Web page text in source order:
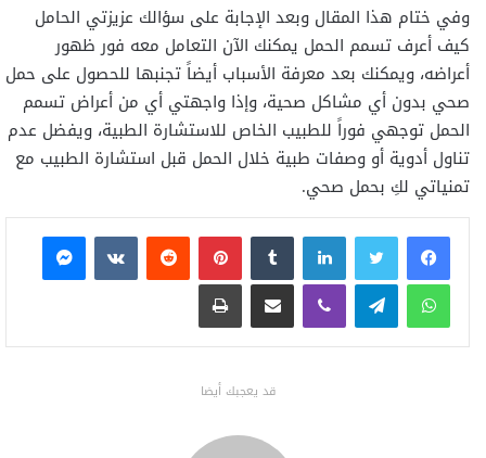
وفي ختام هذا المقال وبعد الإجابة على سؤالك عزيزتي الحامل
كيف أعرف تسمم الحمل يمكنك الآن التعامل معه فور ظهور
أعراضه، ويمكنك بعد معرفة الأسباب أيضاً تجنبها للحصول على حمل
صحي بدون أي مشاكل صحية، وإذا واجهتي أي من أعراض تسمم
الحمل توجهي فوراً للطبيب الخاص للاستشارة الطبية، ويفضل عدم
تناول أدوية أو وصفات طبية خلال الحمل قبل استشارة الطبيب مع
تمنياتي لكِ بحمل صحي.
فيسبوكتويتر لينكدإن بينتيريست
ماسنجر
واتساب تيلقرام ڤايبر مشاركة عبر البريد طباعة
قد يعجبك أيضا